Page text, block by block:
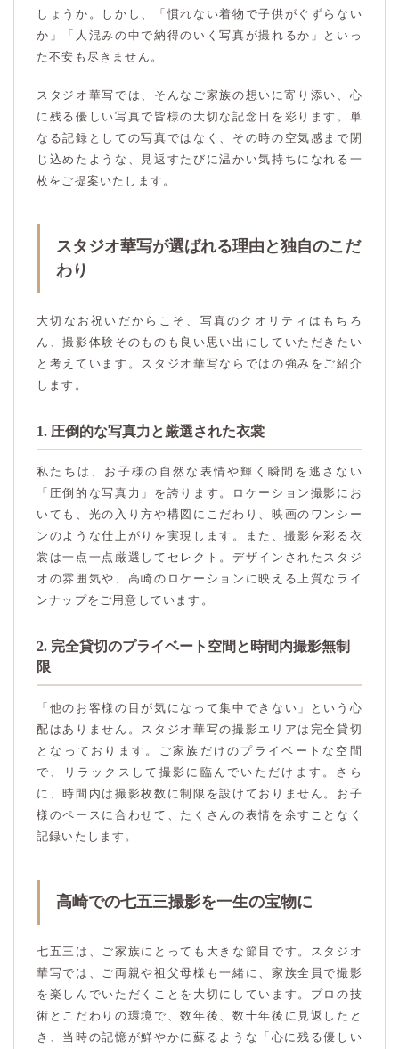
しょうか。しかし、「慣れない着物で子供がぐずらない
か」「人混みの中で納得のいく写真が撮れるか」といっ
た不安も尽きません。
スタジオ華写では、そんなご家族の想いに寄り添い、心
に残る優しい写真で皆様の大切な記念日を彩ります。単
なる記録としての写真ではなく、その時の空気感まで閉
じ込めたような、見返すたびに温かい気持ちになれる一
枚をご提案いたします。
スタジオ華写が選ばれる理由と独自のこだ
わり
大切なお祝いだからこそ、写真のクオリティはもちろ
ん、撮影体験そのものも良い思い出にしていただきたい
と考えています。スタジオ華写ならではの強みをご紹介
します。
1. 圧倒的な写真力と厳選された衣裳
私たちは、お子様の自然な表情や輝く瞬間を逃さない
「圧倒的な写真力」を誇ります。ロケーション撮影にお
いても、光の入り方や構図にこだわり、映画のワンシー
ンのような仕上がりを実現します。また、撮影を彩る衣
裳は一点一点厳選してセレクト。デザインされたスタジ
オの雰囲気や、高崎のロケーションに映える上質なライ
ンナップをご用意しています。
2. 完全貸切のプライベート空間と時間内撮影無制
限
「他のお客様の目が気になって集中できない」という心
配はありません。スタジオ華写の撮影エリアは完全貸切
となっております。ご家族だけのプライベートな空間
で、リラックスして撮影に臨んでいただけます。さら
に、時間内は撮影枚数に制限を設けておりません。お子
様のペースに合わせて、たくさんの表情を余すことなく
記録いたします。
高崎での七五三撮影を一生の宝物に
七五三は、ご家族にとっても大きな節目です。スタジオ
華写では、ご両親や祖父母様も一緒に、家族全員で撮影
を楽しんでいただくことを大切にしています。プロの技
術とこだわりの環境で、数年後、数十年後に見返したと
き、当時の記憶が鮮やかに蘇るような「心に残る優しい